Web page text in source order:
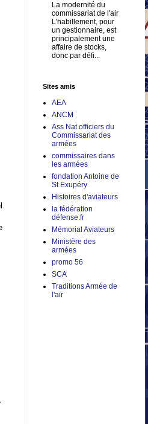
La modernité du
commissariat de l'air
L'habillement, pour
un gestionnaire, est
principalement une
affaire de stocks,
donc par défi...
Sites amis
AEA
ANCM
Ass Nat officiers du
Commissariat des
armées
commissaires dans
les armées
fondation Antoine de
St Exupéry
Histoires d'aviateurs
la fédération
défense.fr
Mémorial Aviateurs
Ministère des
armées
promo 56
SCA
Traditions Armée de
l'air